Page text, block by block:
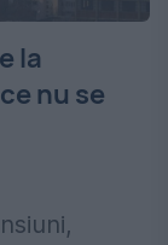
la
nu se